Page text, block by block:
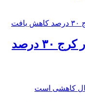
️قیمت مسکن در کرج ۳۰ درصد